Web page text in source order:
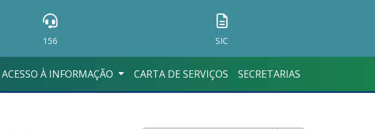
156 SIC
ACESSO À INFORMAÇÃO CARTA DE SERVIÇOS SECRETARIAS